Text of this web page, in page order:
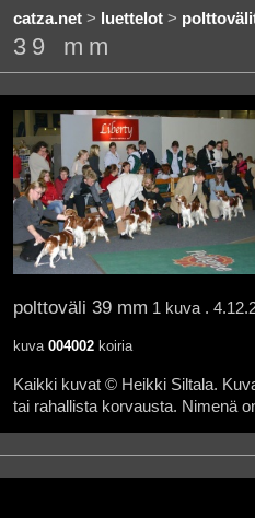
catza.net> luettelot>
39 mm
polttoväli 39 mm 1 kuva .
kuva 004002koiria
Kaikki kuvat © Heikki Siltala.
tai rahallista korvausta. Nimenä